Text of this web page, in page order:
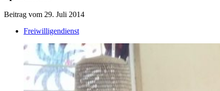
Beitrag vom 29. Juli 2014
Freiwilligendienst